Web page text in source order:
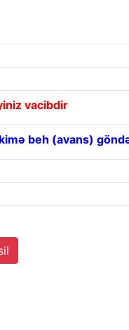
vacibdir
beh (avans)